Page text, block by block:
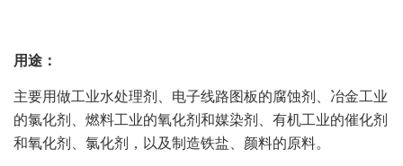
用途：
主要用做工业水处理剂、电子线路图板的腐蚀剂、冶金工业
的氯化剂、燃料工业的氧化剂和媒染剂、有机工业的催化剂
和氧化剂、氯化剂，以及制造铁盐、颜料的原料。